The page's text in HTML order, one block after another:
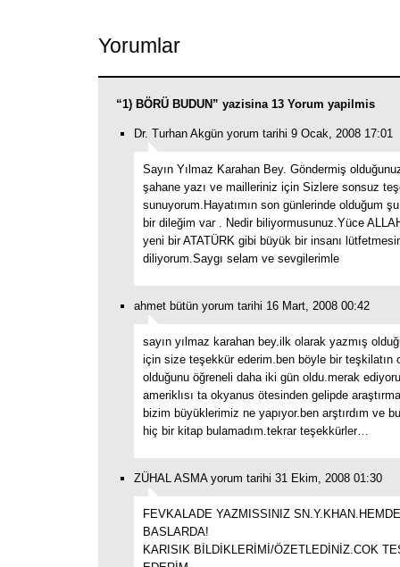
Yorumlar
“1) BÖRÜ BUDUN” yazisina 13 Yorum yapilmis
Dr. Turhan Akgün yorum tarihi 9 Ocak, 2008 17:01
Sayın Yılmaz Karahan Bey. Göndermiş
şahane yazı ve mailleriniz için Sizlere sonsuz
sunuyorum.Hayatımın son günlerinde olduğum
bir dileğim var . Nedir biliyormusunuz.Yüce
yeni bir ATATÜRK gibi büyük bir insanı
diliyorum.Saygı selam ve sevgilerimle
ahmet bütün yorum tarihi 16 Mart, 2008 00:42
sayın yılmaz karahan bey.ilk olarak yazmış
için size teşekkür ederim.ben böyle bir teşkilatın
olduğunu öğreneli daha iki gün oldu.merak
ameriklısı ta okyanus ötesinden gelipde
bizim büyüklerimiz ne yapıyor.ben arştırdım ve
hiç bir kitap bulamadım.tekrar teşekkürler…
ZÜHAL ASMA yorum tarihi 31 Ekim, 2008 01:30
FEVKALADE YAZMISSINIZ
BASLARDA!
KARISIK BİLDİKLERİMİ/ÖZETLEDİNİZ.COK